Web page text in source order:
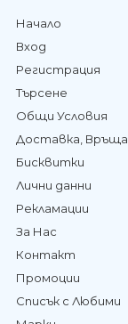
Начало
Вход
Регистрация
Търсене
Общи Условия
Доставка,
Бисквитки
Лични данни
Рекламации
За Нас
Контакт
Промоции
Списък с Любими